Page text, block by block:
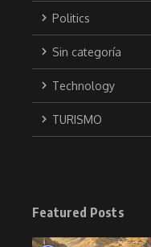
Politics
Sin categoría
Technology
TURISMO
Featured Posts